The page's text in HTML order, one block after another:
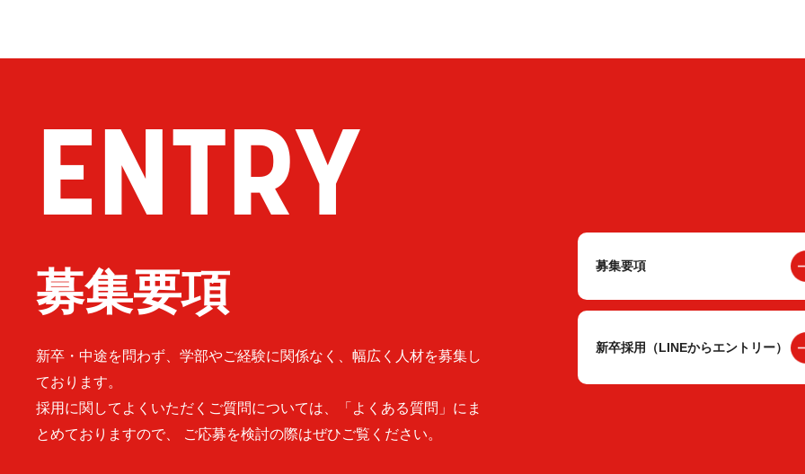
ENTRY
募集要項
新卒・中途を問わず、学部やご経験に関係なく、幅広く人材を募集し
ております。
採用に関してよくいただくご質問については、「よくある質問」にま
とめておりますので、 ご応募を検討の際はぜひご覧ください。
募集要項
新卒採用（LINEからエントリー）